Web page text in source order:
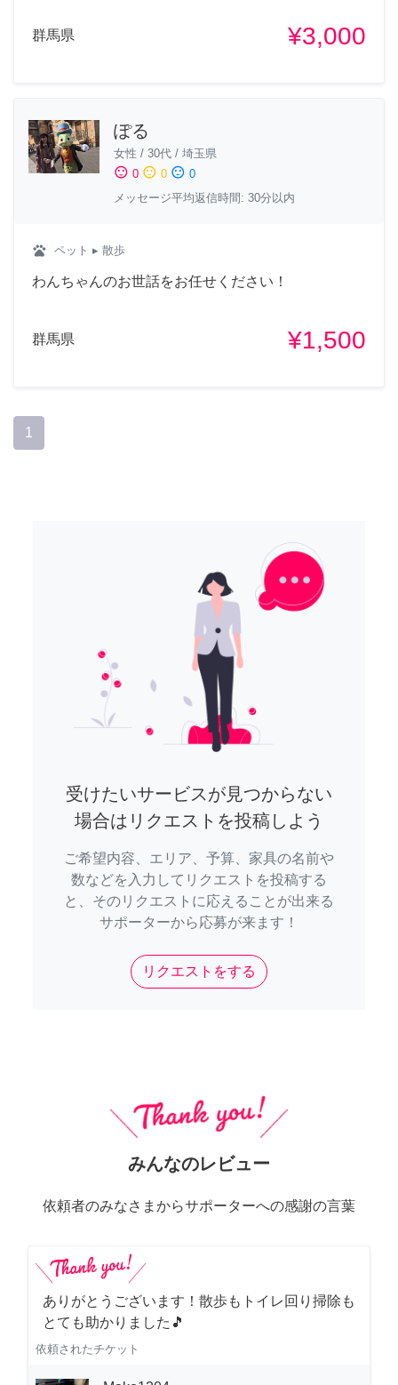
群馬県 ¥3,000
ぽる
女性 / 30代 / 埼玉県
sentiment_satisfied 0 sentiment_neutral 0 sentiment_dissatisfied 0
メッセージ平均返信時間: 30分以内
pets ペット ▸ 散歩
わんちゃんのお世話をお任せください！
群馬県 ¥1,500
1
受けたいサービスが見つからない
場合はリクエストを投稿しよう
ご希望内容、エリア、予算、家具の名前や
数などを入力してリクエストを投稿する
と、そのリクエストに応えることが出来る
サポーターから応募が来ます！
リクエストをする
みんなのレビュー
依頼者のみなさまからサポーターへの感謝の言葉
ありがとうございます！散歩もトイレ回り掃除も
とても助かりました🎵
依頼されたチケット